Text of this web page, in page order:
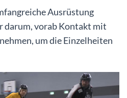
Ausrüstung
vorab Kontakt mit
um die Einzelheiten